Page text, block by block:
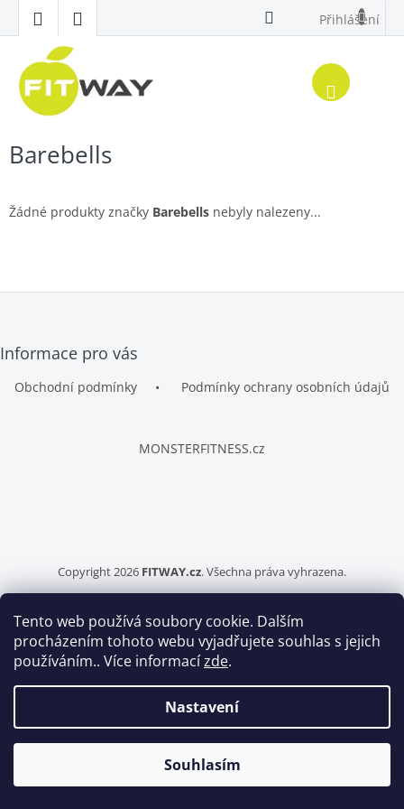
Tento web používá soubory cookie. Dalším
procházením tohoto webu vyjadřujete souhlas s jejich
používáním.. Více informacízde.
Nastavení
Souhlasím
obsah
Přihlášení
Barebells
Žádné produkty značky Barebells nebyly nalezeny...
á
Informace pro vás
Obchodní podmínky Podmínky ochrany osobních údajů
MONSTERFITNESS.cz
Vytvořil Shoptet
Copyright 2026 FITWAY.cz. Všechna práva vyhrazena.
Šablonu upravilTomáš Hlad.